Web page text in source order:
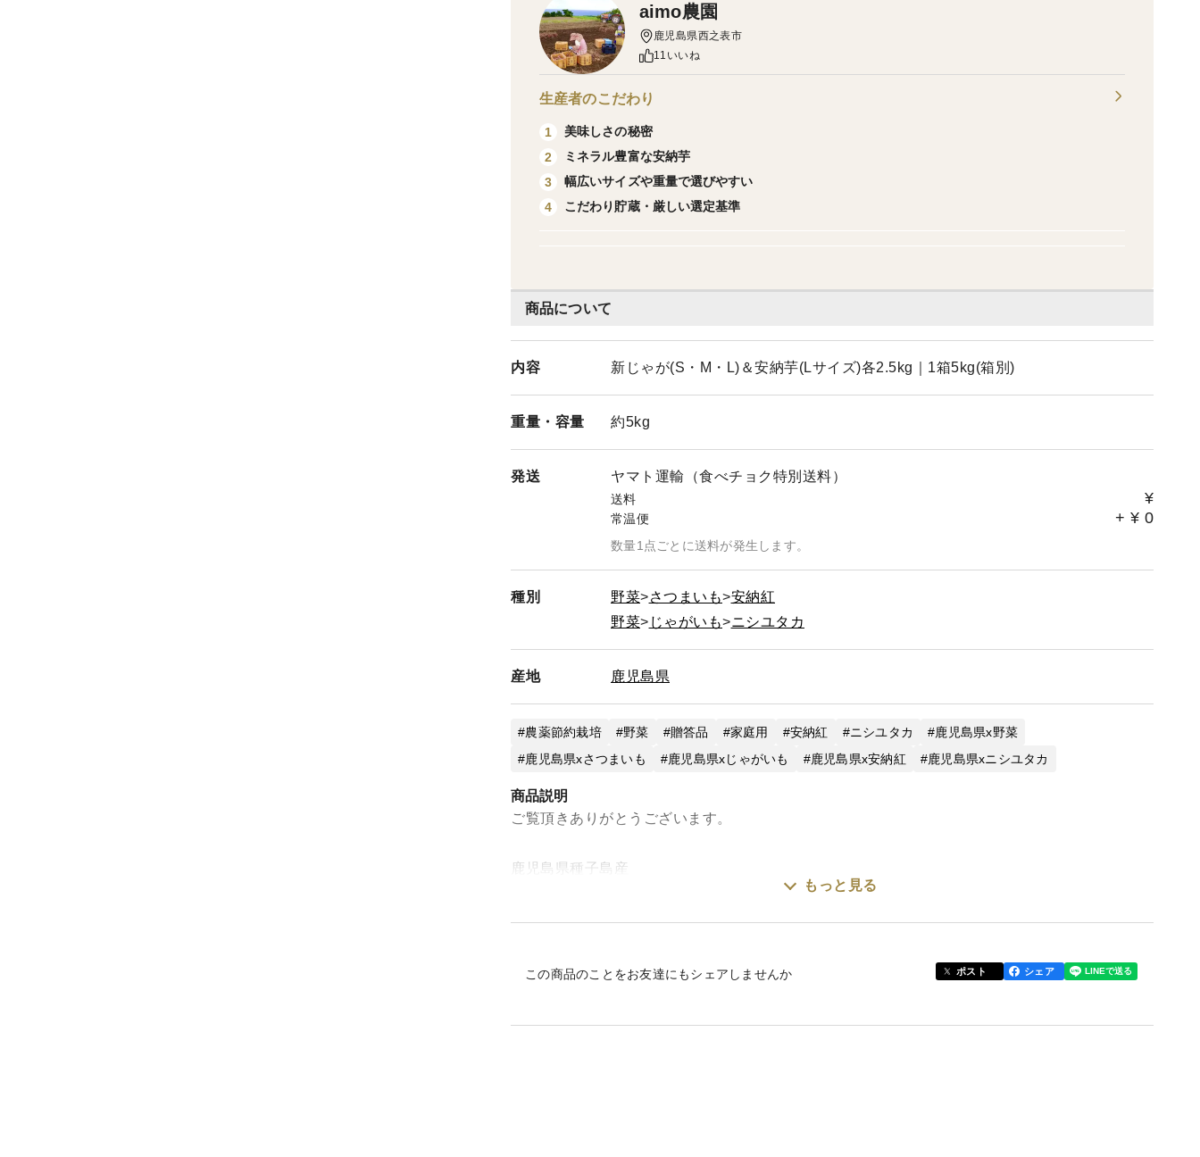
商品について
内容 新じゃが(S・M・L)＆安納芋(Lサイズ)各2.5kg｜1箱5kg(箱別)
重量・ 容量 約5kg
発送 ヤマト運輸（食べチョク特別送料）
送料 ¥
常温便 + ¥ 0
数量1点ごとに送料が発生します。
種別 野菜 さつまいも
安納紅
野菜
じゃがいも ニシユタカ
産地 鹿児島県
農薬節約栽培 野菜 贈答品 家庭用 安納紅 ニシユタカ
鹿児島県x野菜
鹿児島県xさつまいも
鹿児島県xじゃがいも 鹿児島県x安納紅 鹿児島県xニシユタカ
商品説明
ご覧頂きありがとうございます。
鹿児島県種子島産
もっと見る
この商品のことをお友達にもシェアしませんか ポスト シェア
aimo農園
鹿児島県西之表市
11いいね
生産者のこだわり
1
美味しさの秘密
2
ミネラル豊富な安納芋
3
幅広いサイズや重量で選びやすい
4
こだわり貯蔵・厳しい選定基準